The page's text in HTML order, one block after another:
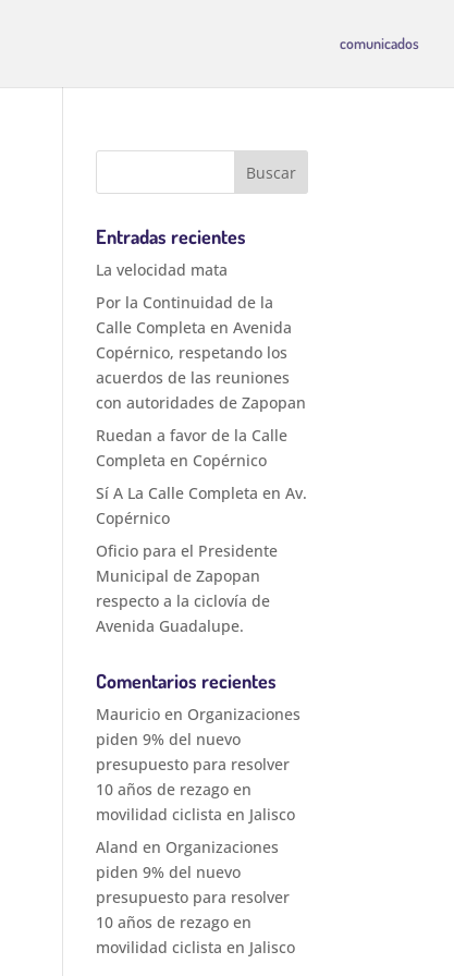
comunicados
Entradas recientes
La velocidad mata
Por la Continuidad de la
Calle Completa en Avenida
Copérnico, respetando los
acuerdos de las reuniones
con autoridades de Zapopan
Ruedan a favor de la Calle
Completa en Copérnico
Sí A La Calle Completa en Av.
Copérnico
Oficio para el Presidente
Municipal de Zapopan
respecto a la ciclovía de
Avenida Guadalupe.
Comentarios recientes
Mauricio en Organizaciones
piden 9% del nuevo
presupuesto para resolver
10 años de rezago en
movilidad ciclista en Jalisco
Aland en Organizaciones
piden 9% del nuevo
presupuesto para resolver
10 años de rezago en
movilidad ciclista en Jalisco